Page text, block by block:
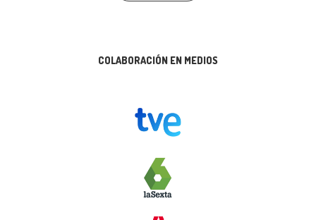
COLABORACIÓN EN MEDIOS